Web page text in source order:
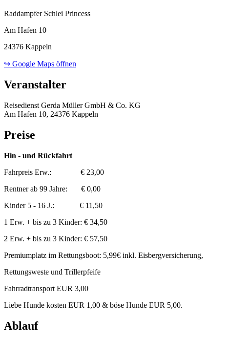
Raddampfer Schlei Princess
Am Hafen 10
24376 Kappeln
↪ Google Maps öffnen
Veranstalter
Reisedienst Gerda Müller GmbH & Co. KG
Am Hafen 10, 24376 Kappeln
Preise
Hin - und Rückfahrt
Fahrpreis Erw.: € 23,00
Rentner ab 99 Jahre: € 0,00
Kinder 5 - 16 J.: € 11,50
1 Erw. + bis zu 3 Kinder: € 34,50
2 Erw. + bis zu 3 Kinder: € 57,50
Premiumplatz im Rettungsboot: 5,99€ inkl. Eisbergversicherung,
Rettungsweste und Trillerpfeife
Fahrradtransport EUR 3,00
Liebe Hunde kosten EUR 1,00 & böse Hunde EUR 5,00.
Ablauf